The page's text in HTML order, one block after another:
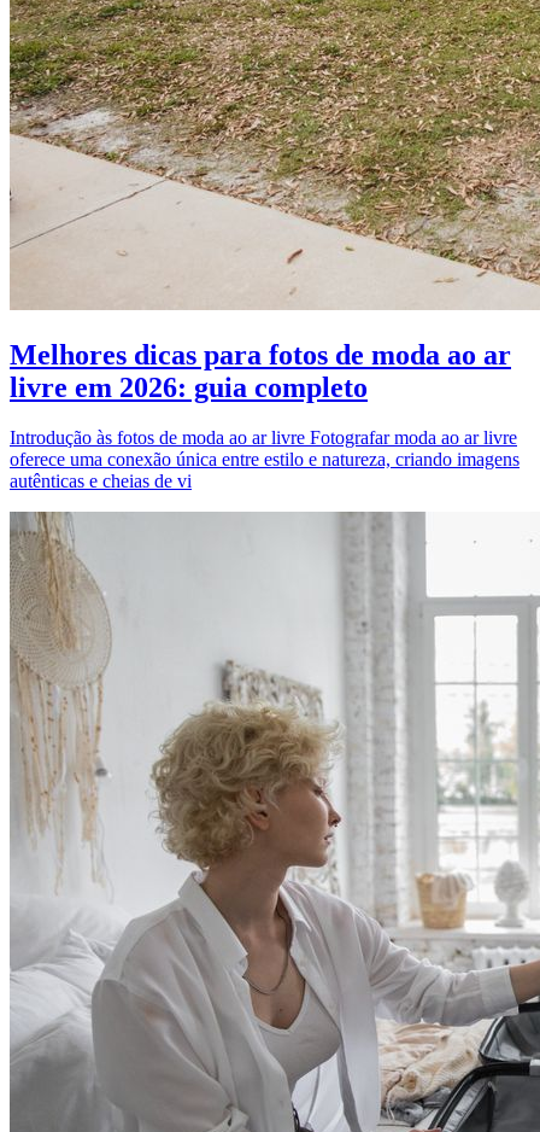
Melhores dicas para fotos de moda ao ar
livre em 2026: guia completo
Introdução às fotos de moda ao ar livre Fotografar moda ao ar livre
oferece uma conexão única entre estilo e natureza, criando imagens
autênticas e cheias de vi